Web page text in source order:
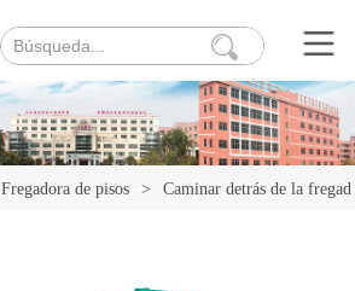
Fregadora de pisos > Caminar detrás de la